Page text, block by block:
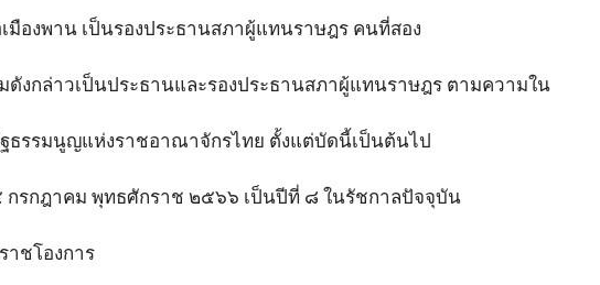
มืองพาน เป็นรองประธานสภาผู้แทนราษฎร คนที่สอง
ดังกล่าวเป็นประธานและรองประธานสภาผู้แทนราษฎร ตามความใน
ธรรมนูญแห่งราชอาณาจักรไทย ตั้งแต่บัดนี้เป็นต้นไป
รกฎาคม พุทธศักราช ๒๕๖๖ เป็นปีที่ ๘ ในรัชกาลปัจจุบัน
าชโองการ